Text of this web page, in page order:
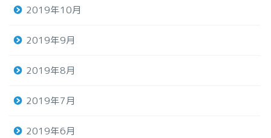
2019年10月
2019年9月
2019年8月
2019年7月
2019年6月